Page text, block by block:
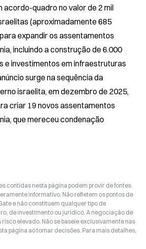
acordo-quadro no valor de 2 mil
(aproximadamente 685
expandir os assentamentos
incluindo a construção de 6.000
e investimentos em infraestruturas
surge na sequência da
israelita, em dezembro de 2025,
criar 19 novos assentamentos
que mereceu condenação
contidas nesta página podem provir de fontes
informativo. Não refletem os pontos de
e não constituem qualquer tipo de
de investimento ou jurídico. A negociação de
elevado. Não se baseie exclusivamente nas
página ao tomar decisões. Para mais detalhes,